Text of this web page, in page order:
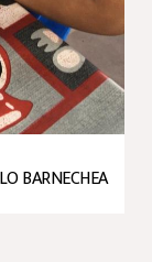
BARNECHEA